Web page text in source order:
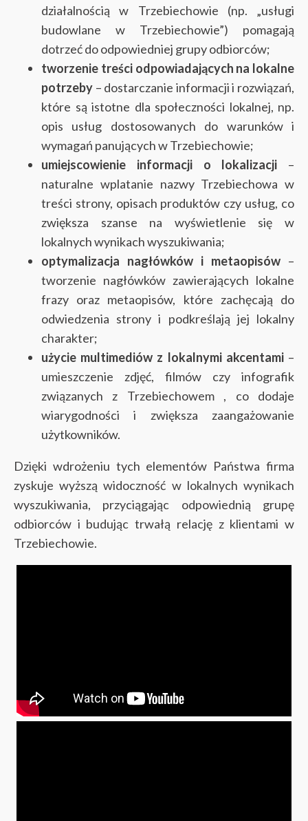
działalnością w Trzebiechowie (np. „usługi
budowlane w Trzebiechowie”) pomagają
dotrzeć do odpowiedniej grupy odbiorców;
tworzenie treści odpowiadających na lokalne
potrzeby – dostarczanie informacji i rozwiązań,
które są istotne dla społeczności lokalnej, np.
opis usług dostosowanych do warunków i
wymagań panujących w Trzebiechowie;
umiejscowienie informacji o lokalizacji –
naturalne wplatanie nazwy Trzebiechowa w
treści strony, opisach produktów czy usług, co
zwiększa szanse na wyświetlenie się w
lokalnych wynikach wyszukiwania;
optymalizacja nagłówków i metaopisów –
tworzenie nagłówków zawierających lokalne
frazy oraz metaopisów, które zachęcają do
odwiedzenia strony i podkreślają jej lokalny
charakter;
użycie multimediów z lokalnymi akcentami–
umieszczenie zdjęć, filmów czy infografik
związanych z Trzebiechowem , co dodaje
wiarygodności i zwiększa zaangażowanie
użytkowników.
Dzięki wdrożeniu tych elementów Państwa firma
zyskuje wyższą widoczność w lokalnych wynikach
wyszukiwania, przyciągając odpowiednią grupę
odbiorców i budując trwałą relację z klientami w
Trzebiechowie.